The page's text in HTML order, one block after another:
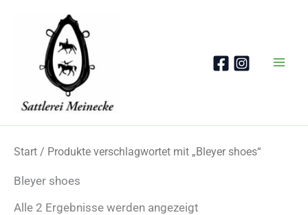
Start / Produkte verschlagwortet mit „Bleyer shoes“
Bleyer shoes
Alle 2 Ergebnisse werden angezeigt